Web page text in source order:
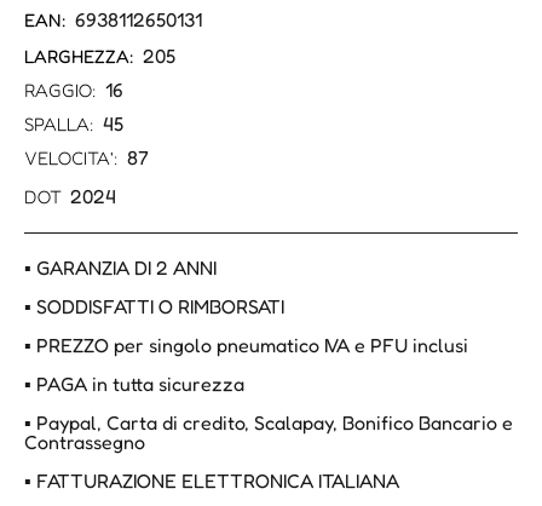
EAN: 6938112650131
LARGHEZZA: 205
RAGGIO: 16
SPALLA: 45
VELOCITA': 87
DOT 2024
▪ GARANZIA DI 2 ANNI
▪ SODDISFATTI O RIMBORSATI
▪ PREZZO per singolo pneumatico IVA e PFU inclusi
▪ PAGA in tutta sicurezza
▪ Paypal, Carta di credito, Scalapay, Bonifico Bancario e
Contrassegno
▪ FATTURAZIONE ELETTRONICA ITALIANA